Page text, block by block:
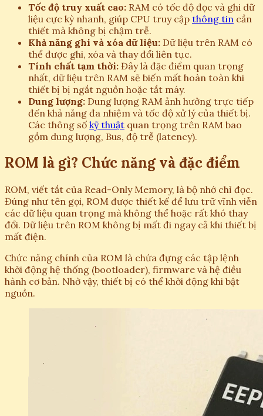
Tốc độ truy xuất cao: RAM có tốc độ đọc và ghi dữ
liệu cực kỳ nhanh, giúp CPU truy cập thông tin cần
thiết mà không bị chậm trễ.
Khả năng ghi và xóa dữ liệu: Dữ liệu trên RAM có
thể được ghi, xóa và thay đổi liên tục.
Tính chất tạm thời: Đây là đặc điểm quan trọng
nhất, dữ liệu trên RAM sẽ biến mất hoàn toàn khi
thiết bị bị ngắt nguồn hoặc tắt máy.
Dung lượng: Dung lượng RAM ảnh hưởng trực tiếp
đến khả năng đa nhiệm và tốc độ xử lý của thiết bị.
Các thông sốkỹ thuật quan trọng trên RAM bao
gồm dung lượng, Bus, độ trễ (latency).
ROM là gì? Chức năng và đặc điểm
ROM, viết tắt của Read-Only Memory, là bộ nhớ chỉ đọc.
Đúng như tên gọi, ROM được thiết kế để lưu trữ vĩnh viễn
các dữ liệu quan trọng mà không thể hoặc rất khó thay
đổi. Dữ liệu trên ROM không bị mất đi ngay cả khi thiết bị
mất điện.
Chức năng chính của ROM là chứa đựng các tập lệnh
khởi động hệ thống (bootloader), firmware và hệ điều
hành cơ bản. Nhờ vậy, thiết bị có thể khởi động khi bật
nguồn.